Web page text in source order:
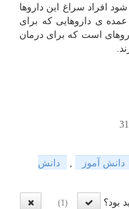
افراد سراغ این داروها
عمده ی داروهایی كه برای
است كه برای درمان
دانش آموز ,
دانش
بود؟
(1)